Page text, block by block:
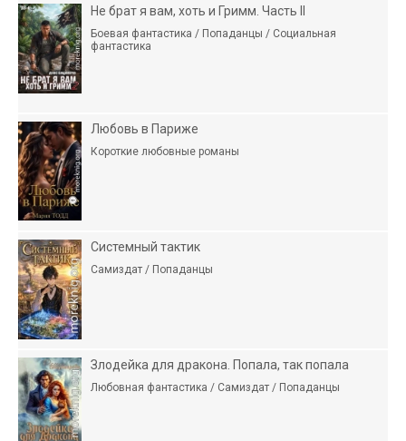
Не брат я вам, хоть и Гримм. Часть II
Боевая фантастика / Попаданцы / Социальная
фантастика
Любовь в Париже
Короткие любовные романы
Системный тактик
Самиздат / Попаданцы
Злодейка для дракона. Попала, так попала
Любовная фантастика / Самиздат / Попаданцы